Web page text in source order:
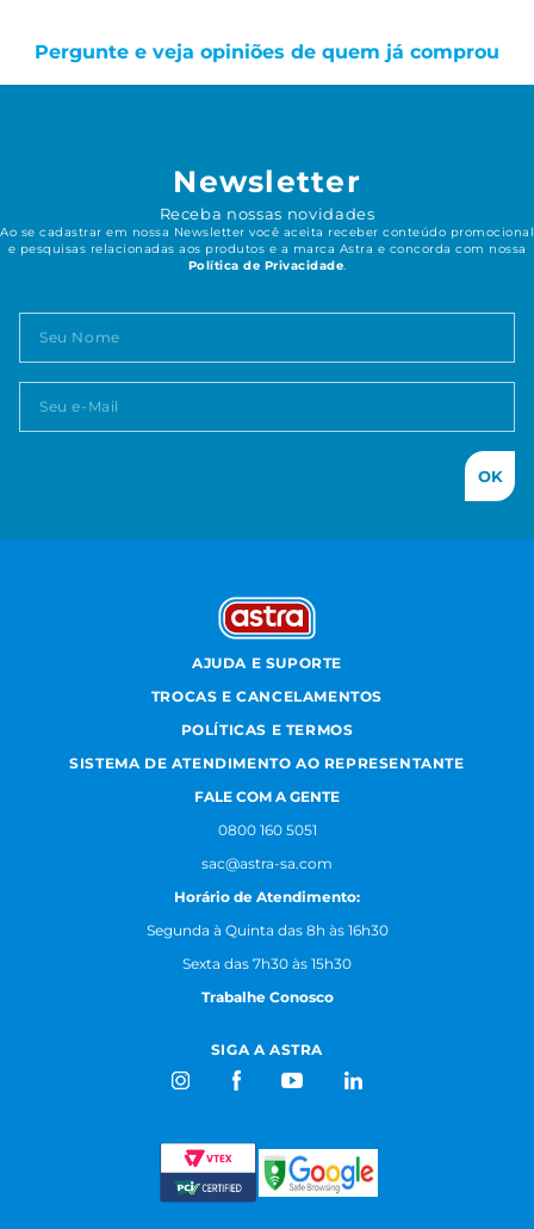
Pergunte e veja opiniões de quem já comprou
Newsletter
Receba nossas novidades
Ao se cadastrar em nossa Newsletter você aceita receber conteúdo promocional
e pesquisas relacionadas aos produtos e a marca Astra e concorda com nossa
Política de Privacidade
OK
AJUDA E SUPORTE
TROCAS E CANCELAMENTOS
POLÍTICAS E TERMOS
SISTEMA DE ATENDIMENTO AO REPRESENTANTE
FALE COM A GENTE
0800 160 5051
sac@astra-sa.com
Horário de Atendimento:
Segunda à Quinta das 8h às 16h30
Sexta das 7h30 às 15h30
Trabalhe Conosco
SIGA A ASTRA